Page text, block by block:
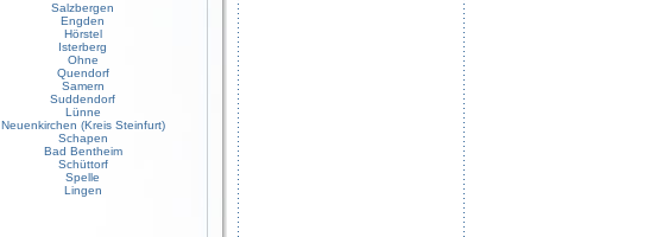
Salzbergen
Engden
Hörstel
Isterberg
Ohne
Quendorf
Samern
Suddendorf
Lünne
Neuenkirchen (Kreis Steinfurt)
Schapen
Bad Bentheim
Schüttorf
Spelle
Lingen